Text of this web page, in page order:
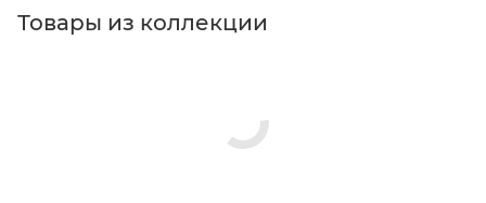
Товары из коллекции